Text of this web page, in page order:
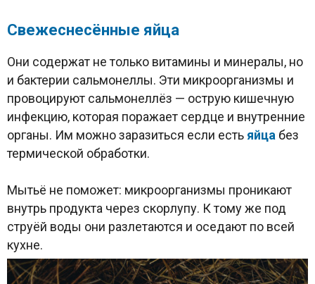
Свежеснесённые яйца
Они содержат не только витамины и минералы, но
и бактерии сальмонеллы. Эти микроорганизмы и
провоцируют сальмонеллёз — острую кишечную
инфекцию, которая поражает сердце и внутренние
органы. Им можно заразиться если есть яйца без
термической обработки.
Мытьё не поможет: микроорганизмы проникают
внутрь продукта через скорлупу. К тому же под
струёй воды они разлетаются и оседают по всей
кухне.